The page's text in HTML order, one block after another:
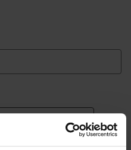
Left hand side